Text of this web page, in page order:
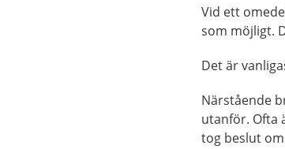
Vid ett
som möjligt.
Det är
Närstående
utanför. Ofta
tog beslut